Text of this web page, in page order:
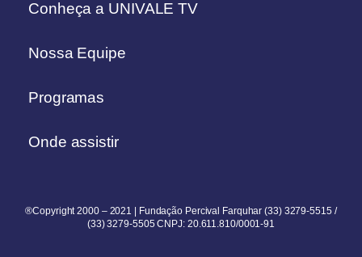
Conheça a UNIVALE TV
Nossa Equipe
Programas
Onde assistir
®Copyright 2000 – 2021 | Fundação Percival Farquhar (33) 3279-5515 /
(33) 3279-5505 CNPJ: 20.611.810/0001-91